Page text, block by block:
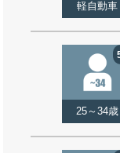
軽自動車
25～34歳